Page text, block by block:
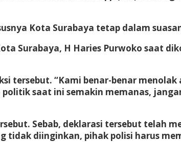
Kota Surabaya tetap dalam
Surabaya, H Haries Purwoko saat
tersebut. “Kami benar-benar menolak
saat ini semakin memanas,
Sebab, deklarasi tersebut telah
tidak diinginkan, pihak polisi harus